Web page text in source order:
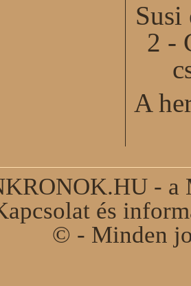
Susi
2 -
A
- a
és
© - Minden